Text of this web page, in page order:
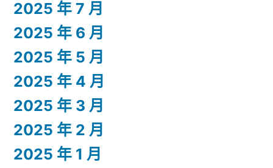
2025 年 7 月
2025 年 6 月
2025 年 5 月
2025 年 4 月
2025 年 3 月
2025 年 2 月
2025 年 1 月